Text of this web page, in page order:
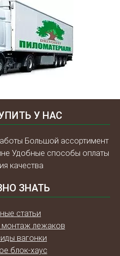
У НАС
Большой ассортимент
Удобные способы оплаты
качества
ЗНАТЬ
статьи
монтаж лежаков
вагонки
блок-хаус